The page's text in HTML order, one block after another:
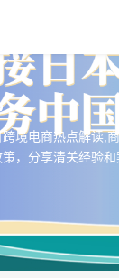
境电商热点解读,
，分享清关经验